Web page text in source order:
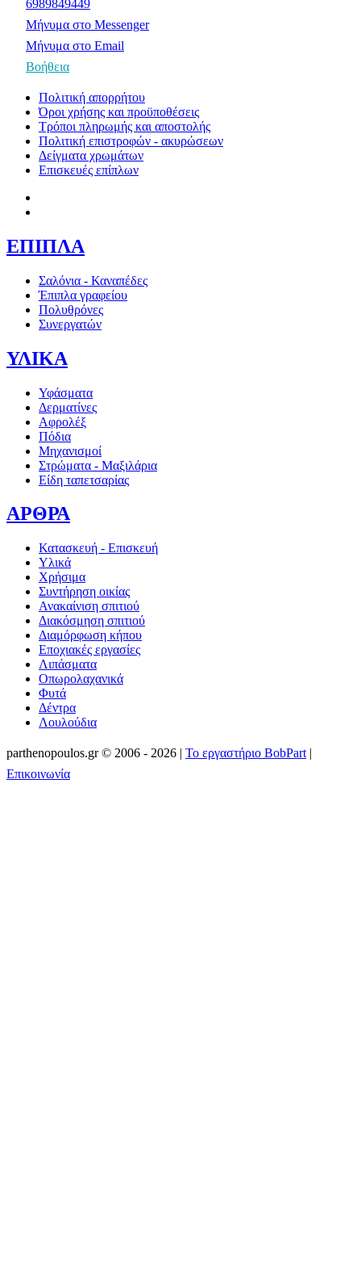
6989849449
Μήνυμα στο Messenger
Μήνυμα στο Email
Βοήθεια
Πολιτική απορρήτου
Όροι χρήσης και προϋποθέσεις
Τρόποι πληρωμής και αποστολής
Πολιτική επιστροφών - ακυρώσεων
Δείγματα χρωμάτων
Επισκευές επίπλων
ΕΠΙΠΛΑ
Σαλόνια - Καναπέδες
Έπιπλα γραφείου
Πολυθρόνες
Συνεργατών
ΥΛΙΚΑ
Υφάσματα
Δερματίνες
Αφρολέξ
Πόδια
Μηχανισμοί
Στρώματα - Μαξιλάρια
Είδη ταπετσαρίας
ΑΡΘΡΑ
Κατασκευή - Επισκευή
Υλικά
Χρήσιμα
Συντήρηση οικίας
Ανακαίνιση σπιτιού
Διακόσμηση σπιτιού
Διαμόρφωση κήπου
Εποχιακές εργασίες
Λιπάσματα
Οπωρολαχανικά
Φυτά
Δέντρα
Λουλούδια
parthenopoulos.gr© 2006 - 2026 | Το εργαστήριο BobPart |
Επικοινωνία